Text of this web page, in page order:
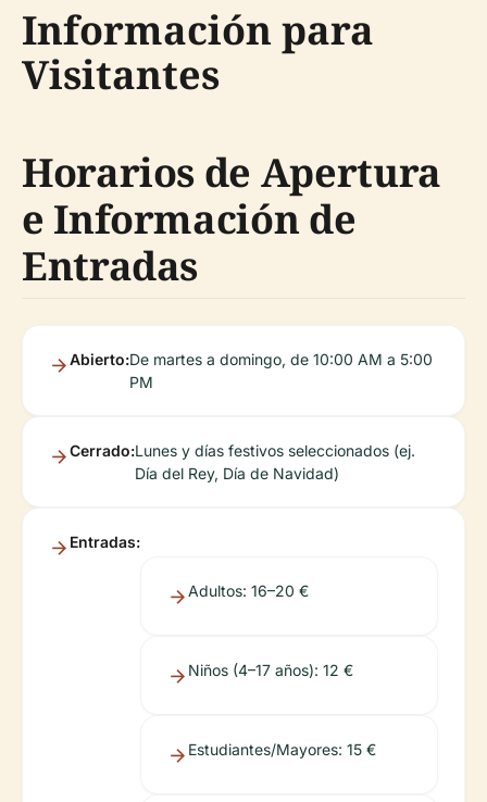
Información para
Visitantes
Horarios de Apertura
e Información de
Entradas
Abierto:De martes a domingo, de 10:00 AM a 5:00
PM
Cerrado:Lunes y días festivos seleccionados (ej.
Día del Rey, Día de Navidad)
Entradas:
Adultos: 16–20 €
Niños (4–17 años): 12 €
Estudiantes/Mayores: 15 €